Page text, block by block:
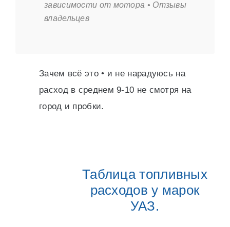
зависимости от мотора • Отзывы
владельцев
Зачем всё это • и не нарадуюсь на
расход в среднем 9-10 не смотря на
город и пробки.
Таблица топливных
расходов у марок
УАЗ.